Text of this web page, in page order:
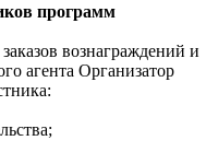
программ
вознаграждений и
агента Организатор